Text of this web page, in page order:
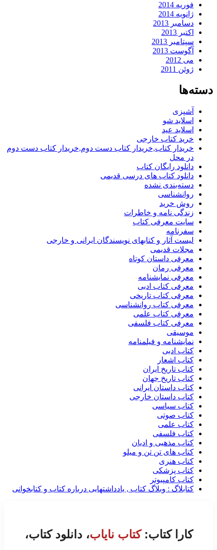
فوریه 2014
ژانویه 2014
دسامبر 2013
اکتبر 2013
سپتامبر 2013
آگوست 2013
می 2012
ژوئن 2011
دسته‌ها
آشپزی
اسلاید شو
اسلاید عید
خرید کتاب خارجی
خریدار کتاب,خریدار کتاب دست دوم,خریدار کتاب دست دوم
در محل
دانلود رایگان کتاب
دانلود کتاب های درسی قدیمی
دسته‌بندی نشده
روانشناسی
روش خرید
زندگی نامه و خاطرات
سایت معرفی کتاب
سفرنامه
لیست آثار و کتابهای نویسندگان ایرانی و خارجی
مجلات قدیمی
معرفی داستان کوتاه
معرفی رمان
معرفی نمایشنامه
معرفی کتاب ادبی
معرفی کتاب تاریخی
معرفی کتاب روانشناسی
معرفی کتاب علمی
معرفی کتاب فلسفی
موسیقی
نمایشنامه و فیلمنامه
کتاب ادبی
کتاب اشعار
کتاب تاریخ ایران
کتاب تاریخ جهان
کتاب داستان ایرانی
کتاب داستان خارجی
کتاب سیاسی
کتاب صوتی
کتاب علمی
کتاب فلسفی
کتاب مذهبی و ادیان
کتاب های تن تن و میلو
کتاب هنری
کتاب پزشکی
کتاب کامپیوتر
کتابلاگ : وبلاگ کتاب , یادداشتهایی درباره کتاب و کتابخوانی
کارا کتاب:کتاب نایاب، دانلود کتاب،